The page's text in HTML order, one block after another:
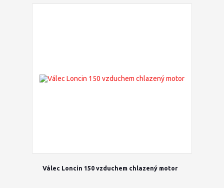
Válec Loncin 150 vzduchem chlazený motor